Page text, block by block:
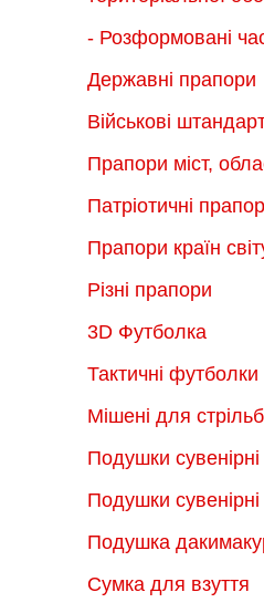
- Розформовані
Державні прапори
Військові
Прапори міст,
Патріотичні
Прапори країн
Різні прапори
3D Футболка
Тактичні футболки
Мішені для
Подушки сувенірні
Подушки сувенірні
Подушка
Сумка для взуття